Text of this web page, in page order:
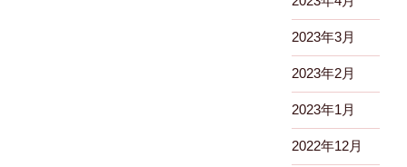
2023年3月
2023年2月
2023年1月
2022年12月